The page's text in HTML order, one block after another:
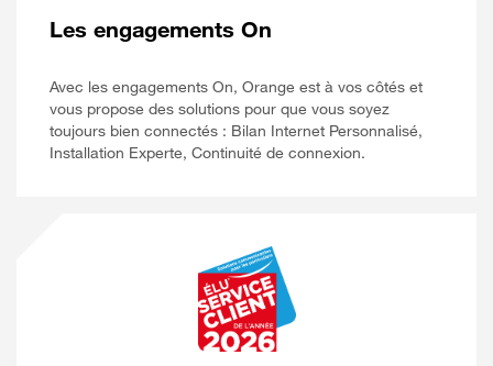
Les engagements On
Avec les engagements On, Orange est à vos côtés et
vous propose des solutions pour que vous soyez
toujours bien connectés : Bilan Internet Personnalisé,
Installation Experte, Continuité de connexion.